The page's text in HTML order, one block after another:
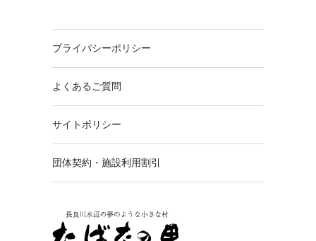
プライバシーポリシー
よくあるご質問
サイトポリシー
団体契約・施設利用割引